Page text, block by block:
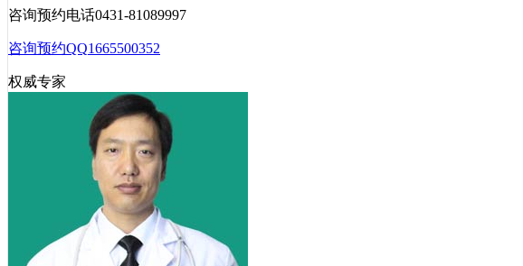
咨询预约电话0431-81089997
咨询预约QQ1665500352
权威专家